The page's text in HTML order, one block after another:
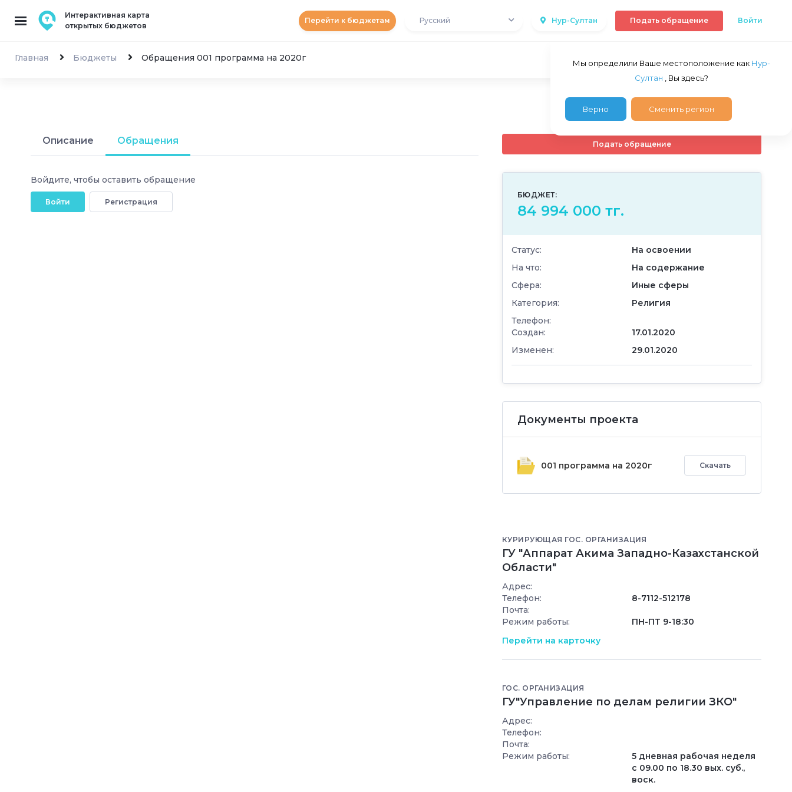
Мы определили Ваше местоположение как Нур-
Султан , Вы здесь?
Верно Сменить регион
Интерактивная карта
открытых бюджетов
Перейти к бюджетам Русский Нур-Султан Подать обращение Войти
Главная Бюджеты Обращения 001 программа на 2020г
Описание Обращения
Войдите, чтобы оставить обращение
Войти Регистрация
Подать обращение
БЮДЖЕТ:
84 994 000 тг.
Статус:
На освоении
На что:
На содержание
Сфера:
Иные сферы
Категория:
Религия
Телефон:
Создан:
17.01.2020
Изменен:
29.01.2020
Документы проекта
001 программа на 2020г Скачать
КУРИРУЮЩАЯ ГОС. ОРГАНИЗАЦИЯ
ГУ "Аппарат Акима Западно-Казахстанской
Области"
Адрес:
Телефон:
8-7112-512178
Почта:
Режим работы:
ПН-ПТ 9-18:30
Перейти на карточку
ГОС. ОРГАНИЗАЦИЯ
ГУ"Управление по делам религии ЗКО"
Адрес:
Телефон:
Почта:
Режим работы:
5 дневная рабочая неделя
с 09.00 по 18.30 вых. суб.,
воск.